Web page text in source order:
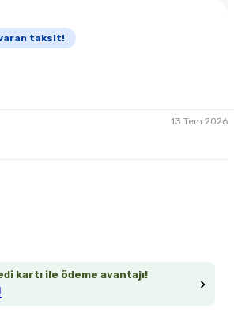
taksit!
13 Tem 2026
kartı ile ödeme avantajı!